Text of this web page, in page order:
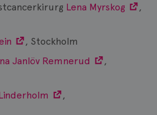
Lena Myrskog
,
, Stockholm
Janlöv Remnerud
,
,